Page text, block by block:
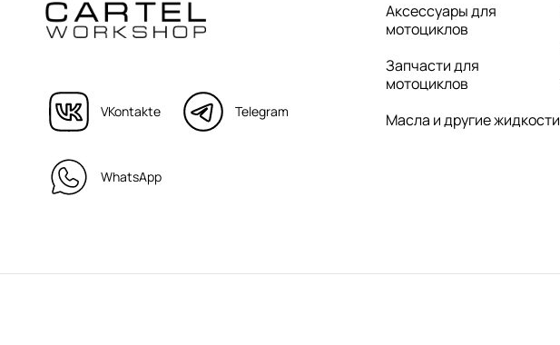
VKontakte Telegram
WhatsApp
Аксессуары для
мотоциклов
Запчасти для
мотоциклов
Масла и другие жидкости